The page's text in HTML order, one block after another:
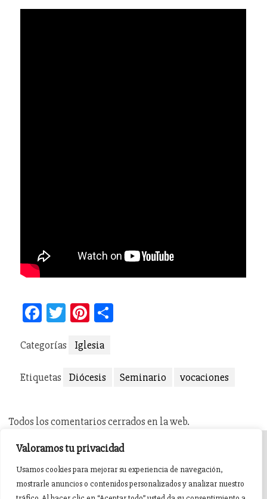
Valoramos tu privacidad
Usamos cookies para mejorar su experiencia de navegación,
mostrarle anuncios o contenidos personalizados y analizar nuestro
Facebook
TwitterPinterest
Categorías Iglesia
Etiquetas Diócesis Seminario vocaciones
Todos los comentarios cerrados en la web.
INICIO AGENDA
NOTICIAS DE PASIÓN
NOTICIAS DE GLORIA
BREVES COFRADES BANDAS